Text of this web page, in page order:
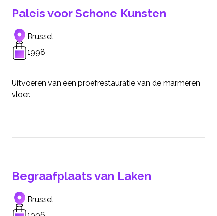
Paleis voor Schone Kunsten
Brussel
1998
Uitvoeren van een proefrestauratie van de marmeren
vloer.
Begraafplaats van Laken
Brussel